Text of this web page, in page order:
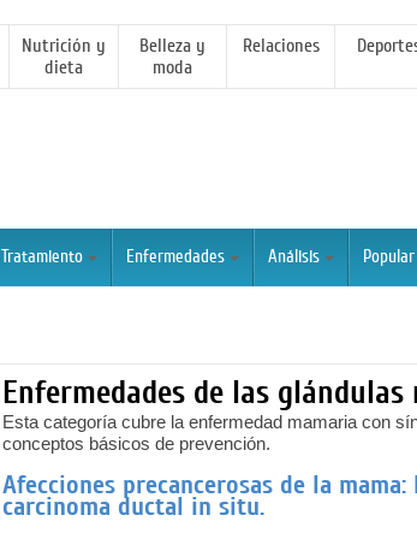
Nutrición y
dieta
Belleza y
moda
Relaciones
Tratamiento Enfermedades Análisis
Enfermedades de las
Esta categoría cubre la enfermedad mamaria con
conceptos básicos de prevención.
Afecciones precancerosas de la
carcinoma ductal in situ.